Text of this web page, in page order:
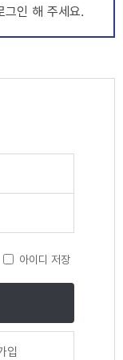
그인 해 주세요.
아이디 저장
입